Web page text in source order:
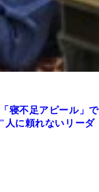
寝不足アピール」で
に頼れないリーダ